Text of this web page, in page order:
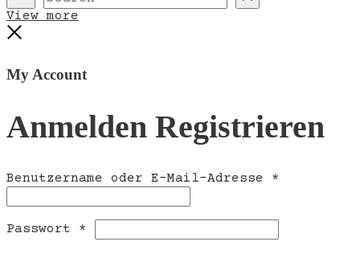
Search Reset
View more
My Account
Anmelden Registrieren
Benutzername oder E-Mail-Adresse *
Passwort *